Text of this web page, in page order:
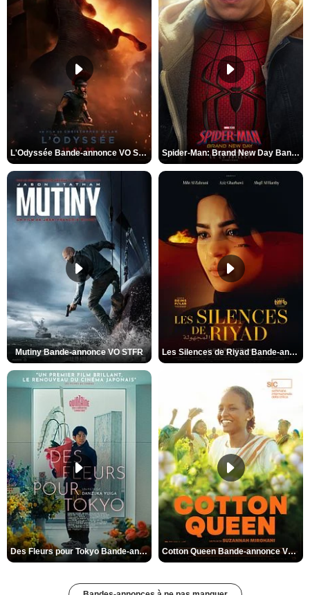
L'Odyssée Bande-annonce VO STFR Spider-Man: Brand New Day Bande-annonce VO STFR
Mutiny Bande-annonce VO STFR Les Silences de Riyad Bande-annonce VO STFR
Des Fleurs pour Tokyo Bande-annonce VO STFR Cotton Queen Bande-annonce VO STFR